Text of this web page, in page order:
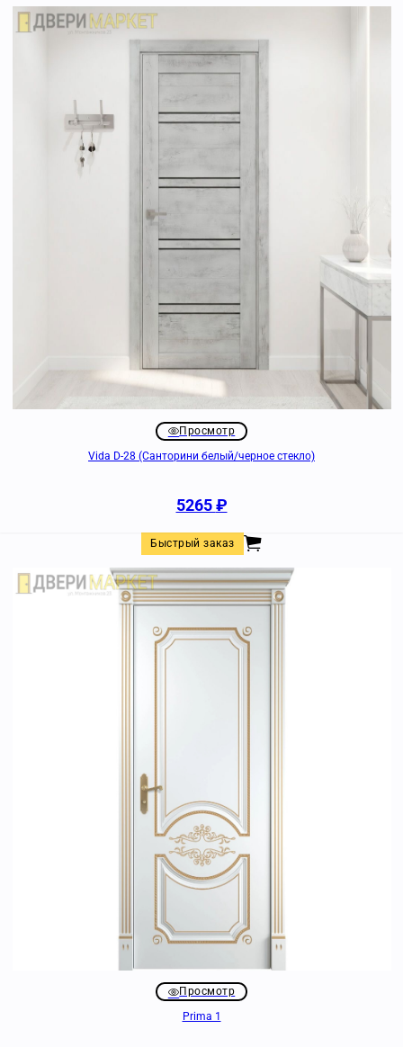
Просмотр
Vida D-28 (Санторини белый/черное стекло)
5265₽
Быстрый заказ
Просмотр
Prima 1